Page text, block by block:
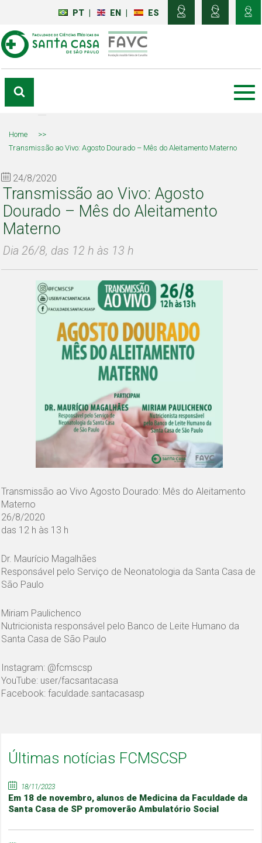
PT EN ES
Home
>>
Transmissão ao Vivo: Agosto Dourado – Mês do Aleitamento Materno
24/8/2020
Transmissão ao Vivo: Agosto
Dourado – Mês do Aleitamento
Materno
Dia 26/8, das 12 h às 13 h
Transmissão ao Vivo Agosto Dourado: Mês do Aleitamento
Materno
26/8/2020
das 12 h às 13 h
Dr. Maurício Magalhães
Responsável pelo Serviço de Neonatologia da Santa Casa de
São Paulo
Miriam Paulichenco
Nutricionista responsável pelo Banco de Leite Humano da
Santa Casa de São Paulo
Instagram: @fcmscsp
YouTube: user/facsantacasa
Facebook: faculdade.santacasasp
Últimas notícias FCMSCSP
18/11/2023
Em 18 de novembro, alunos de Medicina da Faculdade da
Santa Casa de SP promoverão Ambulatório Social